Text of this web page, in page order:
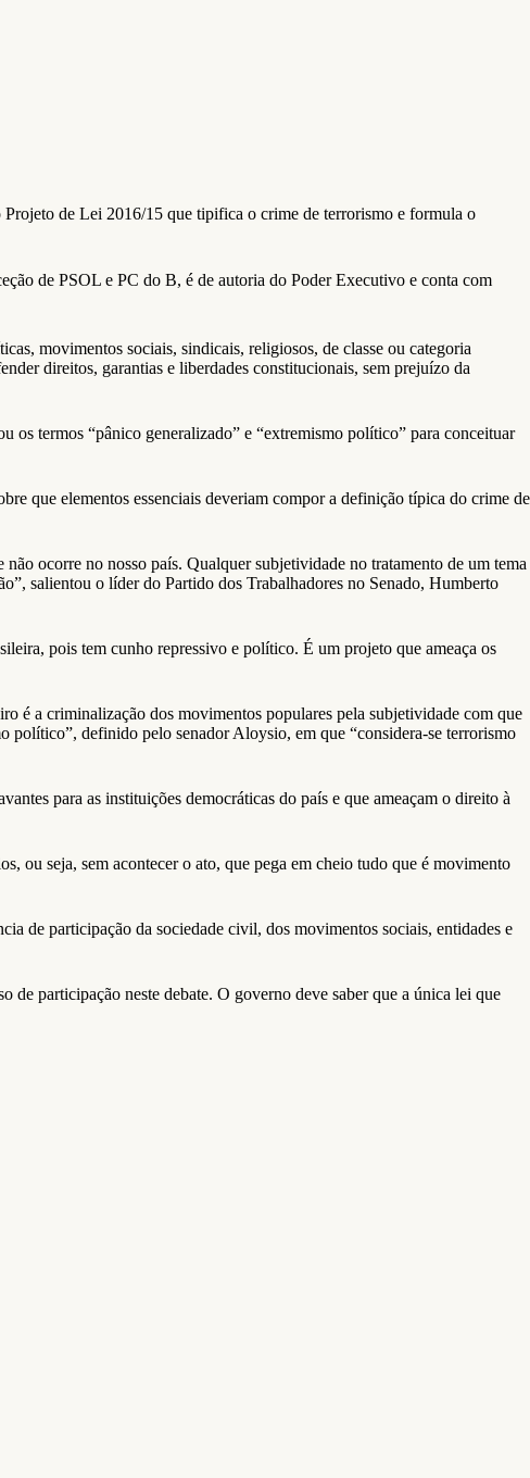
de Lei 2016/15 que tipifica o crime de terrorismo e formula o
de PSOL e PC do B, é de autoria do Poder Executivo e conta com
movimentos sociais, sindicais, religiosos, de classe ou categoria
direitos, garantias e liberdades constitucionais, sem prejuízo da
os termos “pânico generalizado” e “extremismo político” para conceituar
que elementos essenciais deveriam compor a definição típica do crime de
ocorre no nosso país. Qualquer subjetividade no tratamento de um tema
salientou o líder do Partido dos Trabalhadores no Senado, Humberto
pois tem cunho repressivo e político. É um projeto que ameaça os
é a criminalização dos movimentos populares pela subjetividade com que
político”, definido pelo senador Aloysio, em que “considera-se terrorismo
para as instituições democráticas do país e que ameaçam o direito à
ou seja, sem acontecer o ato, que pega em cheio tudo que é movimento
de participação da sociedade civil, dos movimentos sociais, entidades e
de participação neste debate. O governo deve saber que a única lei que